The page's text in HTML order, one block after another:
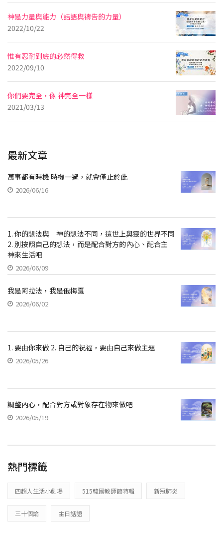
神是力量與能力（話語與禱告的力量）
2022/10/22
惟有忍耐到底的必然得救
2022/09/10
你們要完全，像 神完全一樣
2021/03/13
最新文章
萬事都有時機 時機一過，就會僅止於此
2026/06/16
1. 你的想法與 神的想法不同，這世上與靈的世界不同
2. 別按照自己的想法，而是配合對方的內心、配合主
神來生活吧
2026/06/09
我是阿拉法，我是俄梅戛
2026/06/02
1. 要由你來做 2. 自己的祝福，要由自己來做主題
2026/05/26
調整內心，配合對方或對象存在物來做吧
2026/05/19
熱門標籤
四超人生活小劇場 515韓國教師節特輯 新冠肺炎
三十個論 主日話語